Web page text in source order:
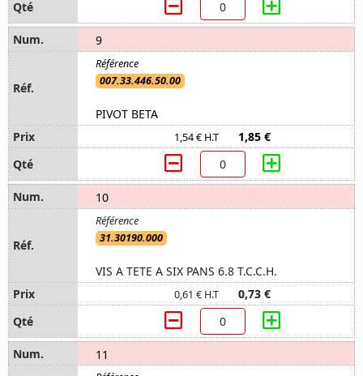
9
007.33.446.50.00
PIVOT BETA
1,54 € H.T 1,85 €
10
31.30190.000
VIS A TETE A SIX PANS 6.8 T.C.C.H.
0,61 € H.T 0,73 €
11